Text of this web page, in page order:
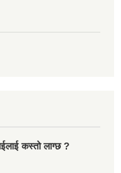
कस्तो लाग्छ ?